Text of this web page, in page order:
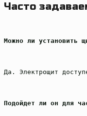
Часто
Можно ли установить
Да. Электрощит
Подойдет ли он для